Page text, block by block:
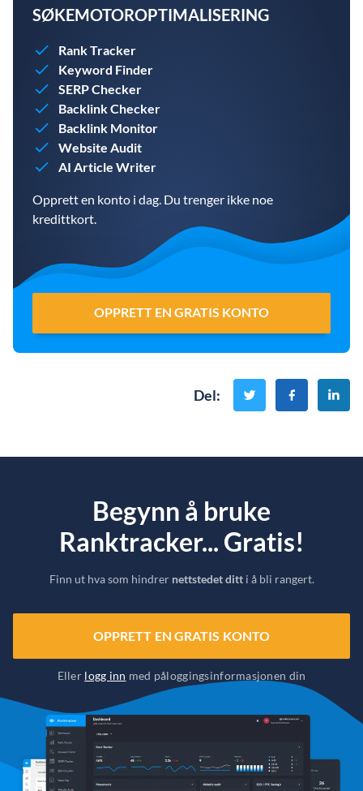
SØKEMOTOROPTIMALISERING
Rank Tracker
Keyword Finder
SERP Checker
Backlink Checker
Backlink Monitor
Website Audit
AI Article Writer
Opprett en konto i dag. Du trenger ikke noe
kredittkort.
OPPRETT EN GRATIS KONTO
Del:
Begynn å bruke
Ranktracker... Gratis!
Finn ut hva som hindrer nettstedet ditti å bli rangert.
OPPRETT EN GRATIS KONTO
Eller logg inn med påloggingsinformasjonen din